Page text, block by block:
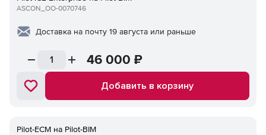
ASCON_ОО-0070746
Доставка на почту 19 августа или раньше
46 000 ₽
Добавить в корзину
Pilot-ECM на Pilot-BIM